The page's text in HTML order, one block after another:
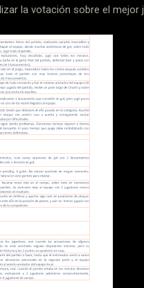
la votación sobre el mejor